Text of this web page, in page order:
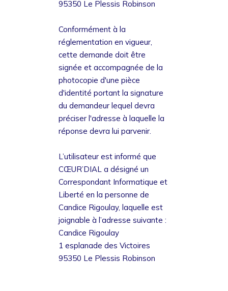
95350 Le Plessis Robinson
Conformément à la
réglementation en vigueur,
cette demande doit être
signée et accompagnée de la
photocopie d'une pièce
d'identité portant la signature
du demandeur lequel devra
préciser l'adresse à laquelle la
réponse devra lui parvenir.
L’utilisateur est informé que
CŒUR’DIAL a désigné un
Correspondant Informatique et
Liberté en la personne de
Candice Rigoulay, laquelle est
joignable à l’adresse suivante :
Candice Rigoulay
1 esplanade des Victoires
95350 Le Plessis Robinson